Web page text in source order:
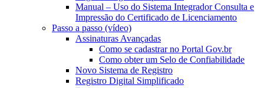
Manual – Uso do Sistema Integrador Consulta e
Impressão do Certificado de Licenciamento
Passo a passo (vídeo)
Assinaturas Avançadas
Como se cadastrar no Portal Gov.br
Como obter um Selo de Confiabilidade
Novo Sistema de Registro
Registro Digital Simplificado